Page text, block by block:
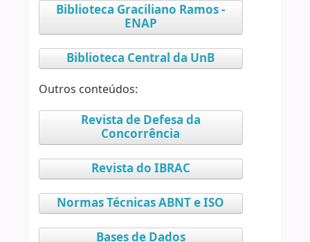
Biblioteca Graciliano Ramos -
ENAP
Biblioteca Central da UnB
Outros conteúdos:
Revista de Defesa da
Concorrência
Revista do IBRAC
Normas Técnicas ABNT e ISO
Bases de Dados